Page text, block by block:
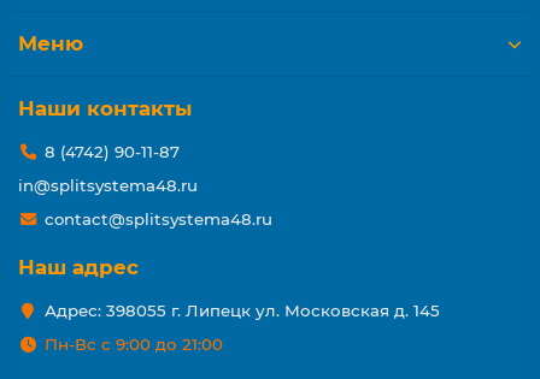
Меню
Наши контакты
8 (4742) 90-11-87
in@splitsystema48.ru
contact@splitsystema48.ru
Наш адрес
Адрес: 398055 г. Липецк ул. Московская д. 145
Пн-Вс с 9:00 до 21:00